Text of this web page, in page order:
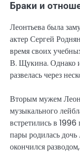
Браки и
Леонтьева была
актер Сергей
время своих
В. Щукина. Однако
развелась через
Вторым мужем
музыкального
встретились в
пары родилась
окончился